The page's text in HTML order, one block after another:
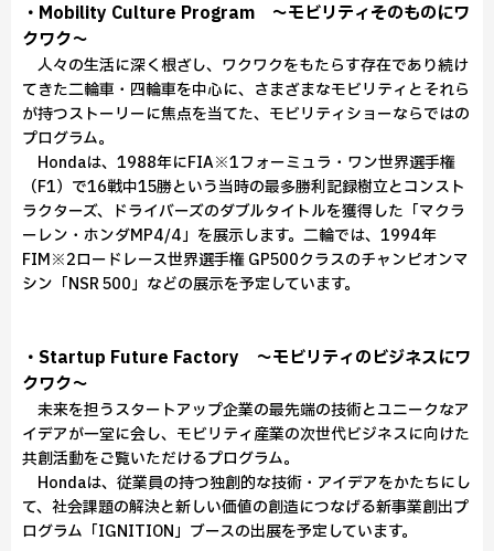
・Mobility Culture Program ～モビリティそのものにワ
クワク～
人々の生活に深く根ざし、ワクワクをもたらす存在であり続け
てきた二輪車・四輪車を中心に、さまざまなモビリティとそれら
が持つストーリーに焦点を当てた、モビリティショーならではの
プログラム。
Hondaは、1988年にFIA※1フォーミュラ・ワン世界選手権
（F1）で16戦中15勝という当時の最多勝利記録樹立とコンスト
ラクターズ、ドライバーズのダブルタイトルを獲得した「マクラ
ーレン・ホンダMP4/4」を展示します。二輪では、1994年
FIM※2ロードレース世界選手権 GP500クラスのチャンピオンマ
シン「NSR 500」などの展示を予定しています。
・Startup Future Factory ～モビリティのビジネスにワ
クワク～
未来を担うスタートアップ企業の最先端の技術とユニークなア
イデアが一堂に会し、モビリティ産業の次世代ビジネスに向けた
共創活動をご覧いただけるプログラム。
Hondaは、従業員の持つ独創的な技術・アイデアをかたちにし
て、社会課題の解決と新しい価値の創造につなげる新事業創出プ
ログラム「IGNITION」ブースの出展を予定しています。